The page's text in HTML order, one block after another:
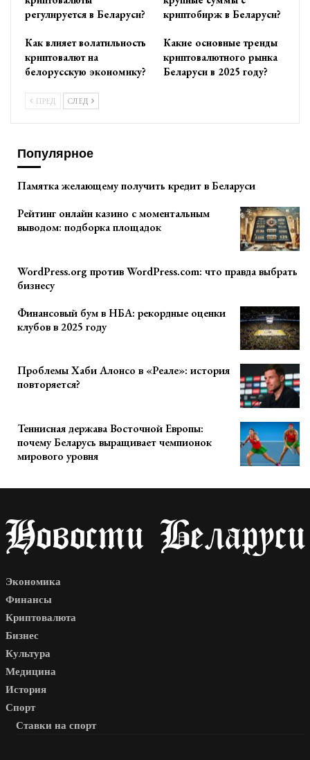
регулируется в Беларуси?
криптобирж в Беларуси?
Как влияет волатильность
криптовалют на
белорусскую экономику?
Какие основные тренды
криптовалютного рынка
Беларуси в 2025 году?
ПРЕД СЛЕД
Популярное
Памятка желающему получить кредит в Беларуси
Рейтинг онлайн казино с моментальным
выводом: подборка площадок
WordPress.org против WordPress.com: что правда выбрать
бизнесу
Финансовый бум в НБА: рекордные оценки
клубов в 2025 году
Проблемы Хаби Алонсо в «Реале»: история
повторяется?
Теннисная держава Восточной Европы:
почему Беларусь выращивает чемпионок
мирового уровня
Экономика
Финансы
Криптовалюта
Бизнес
Культура
Медицина
История
Спорт
Ставки на спорт